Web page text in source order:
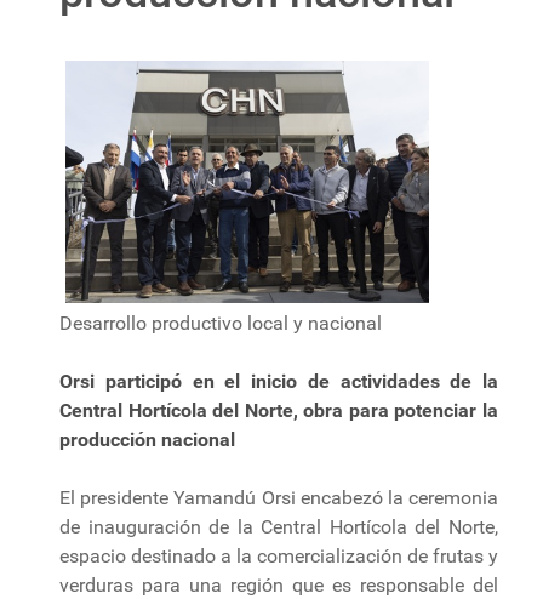
Desarrollo productivo local y nacional
Orsi participó en el inicio de actividades de la
Central Hortícola del Norte, obra para potenciar la
producción nacional
El presidente Yamandú Orsi encabezó la ceremonia
de inauguración de la Central Hortícola del Norte,
espacio destinado a la comercialización de frutas y
verduras para una región que es responsable del